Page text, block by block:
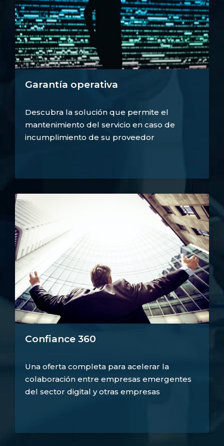
Garantía operativa
Descubra la solución que permite el
mantenimiento del servicio en caso de
incumplimiento de su proveedor
Confiance 360
Una oferta completa para acelerar la
colaboración entre empresas emergentes
del sector digital y otras empresas